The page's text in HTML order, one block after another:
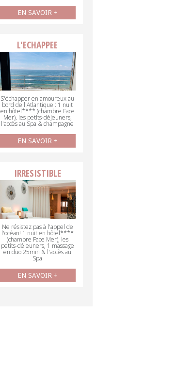
EN SAVOIR +
L'ECHAPPEE
S'échapper en amoureux au
bord de l'Atlantique : 1 nuit
en hôtel**** (chambre Face
Mer), les petits-déjeuners,
l'accès au Spa & champagne
EN SAVOIR +
IRRESISTIBLE
Ne résistez pas à l'appel de
l'océan! 1 nuit en hôtel****
(chambre Face Mer), les
petits-déjeuners, 1 massage
en duo 25min & l'accès au
Spa
EN SAVOIR +